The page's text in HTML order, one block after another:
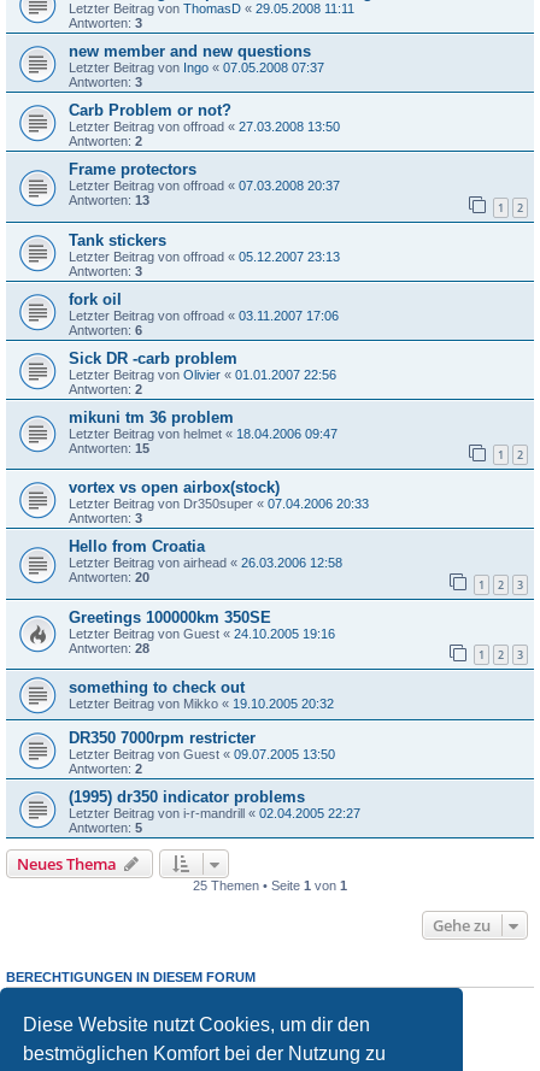
Diese Website nutzt Cookies, um dir den
bestmöglichen Komfort bei der Nutzung zu
Letzter Beitrag von ThomasD « 29.05.2008 11:11
Antworten: 3
new member and new questions
Letzter Beitrag von Ingo « 07.05.2008 07:37
Antworten: 3
Carb Problem or not?
Letzter Beitrag von offroad « 27.03.2008 13:50
Antworten: 2
Frame protectors
Letzter Beitrag von offroad « 07.03.2008 20:37
Antworten: 13 1 2
Tank stickers
Letzter Beitrag von offroad « 05.12.2007 23:13
Antworten: 3
fork oil
Letzter Beitrag von offroad « 03.11.2007 17:06
Antworten: 6
Sick DR -carb problem
Letzter Beitrag von Olivier « 01.01.2007 22:56
Antworten: 2
mikuni tm 36 problem
Letzter Beitrag von helmet « 18.04.2006 09:47
Antworten: 15 1 2
vortex vs open airbox(stock)
Letzter Beitrag von Dr350super « 07.04.2006 20:33
Antworten: 3
Hello from Croatia
Letzter Beitrag von airhead « 26.03.2006 12:58
Antworten: 20 1 2 3
Greetings 100000km 350SE
Letzter Beitrag von Guest « 24.10.2005 19:16
Antworten: 28 1 2 3
something to check out
Letzter Beitrag von Mikko « 19.10.2005 20:32
DR350 7000rpm restricter
Letzter Beitrag von Guest « 09.07.2005 13:50
Antworten: 2
(1995) dr350 indicator problems
Letzter Beitrag von i-r-mandrill « 02.04.2005 22:27
Antworten: 5
Neues Thema
25 Themen • Seite 1 von 1
Gehe zu
BERECHTIGUNGEN IN DIESEM FORUM
Du darfst keineAntworten zu Themen in diesem Forum erstellen.
Du darfst deine Beiträge in diesem Forumnichtändern.
Du darfst deine Beiträge in diesem Forum nicht löschen.
keine